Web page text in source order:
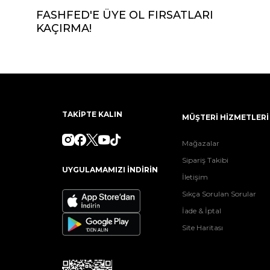
FASHFED'E ÜYE OL FIRSATLARI
KAÇIRMA!
TAKİPTE KALIN
UYGULAMAMIZI İNDİRİN
MÜŞTERİ HİZMETLERİ
Mağazalar
Sipariş Takibi
İletişim
Sıkça Sorulan Sorular
İade & İptal
Site Haritası